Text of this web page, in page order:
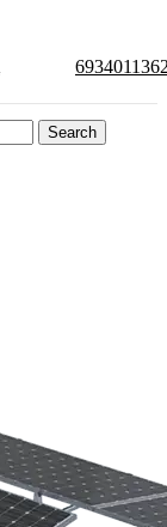
Search